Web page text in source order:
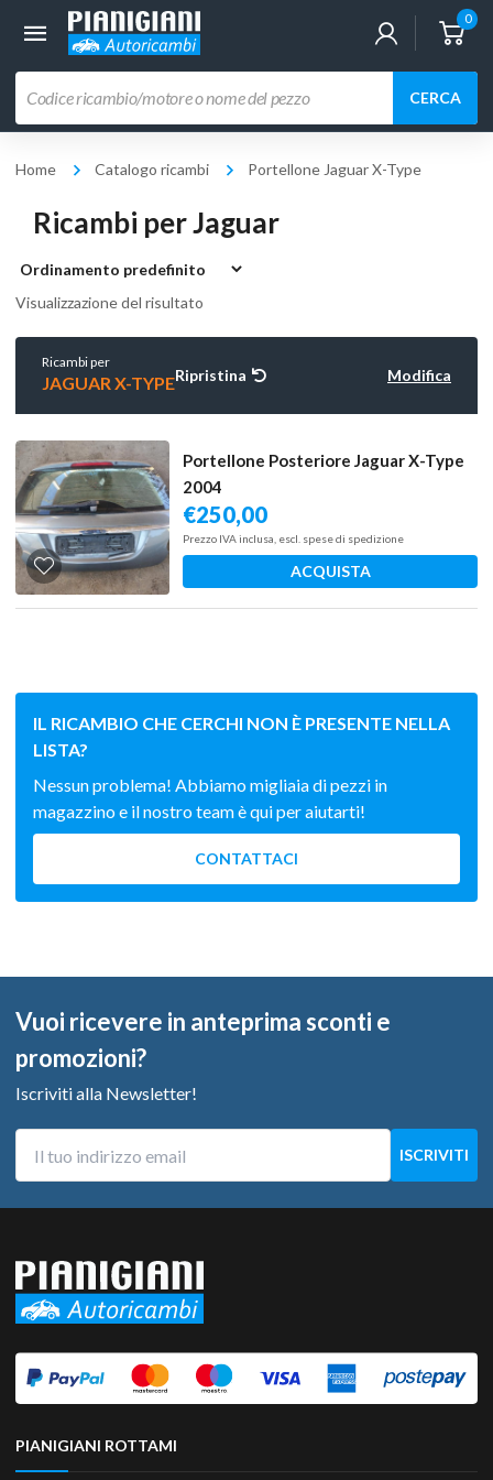
0
prodotti
CERCA
Home Catalogo ricambi Portellone Jaguar X-Type
Ricambi per Jaguar
Visualizzazione del risultato
Ricambi per
JAGUAR X-TYPERipristina Modifica
Portellone Posteriore Jaguar X-Type
2004
€250,00
Prezzo IVA inclusa, escl. spese di spedizione
ACQUISTA
IL RICAMBIO CHE CERCHI NON È PRESENTE NELLA
LISTA?
Nessun problema! Abbiamo migliaia di pezzi in
magazzino e il nostro team è qui per aiutarti!
CONTATTACI
Vuoi ricevere in anteprima sconti e
promozioni?
Iscriviti alla Newsletter!
PIANIGIANI ROTTAMI